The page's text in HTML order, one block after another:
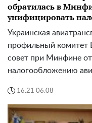
обратилась в
унифицировать
Украинская
профильный
совет при Минфине
налогообложению
16:21 06.08